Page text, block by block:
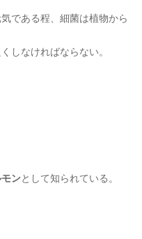
である程、細菌は植物から
しなければならない。
ンとして知られている。